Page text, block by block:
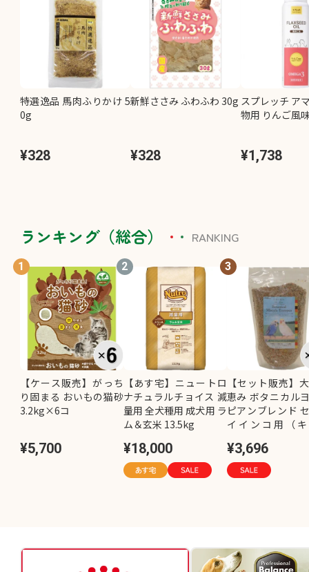
特選逸品 馬肉ふりかけ 5
0g
¥328
新鮮ささみ ふわふわ 30g
¥328
スプレッチ ア
物用 りんご風
¥1,738
ランキング（総合） RANKING
1
【ケース販売】がっち
り固まる おいもの猫砂
3.2kg×6コ
¥5,700
2
【あす宅】ニュートロ
ナチュラルチョイス 減
量用 全犬種用 成犬用 ラ
ム＆玄米 13.5kg
¥18,000
3
【セット販売】
恵み ボタニカル
ピアンブレンド
イインコ用（
¥3,696